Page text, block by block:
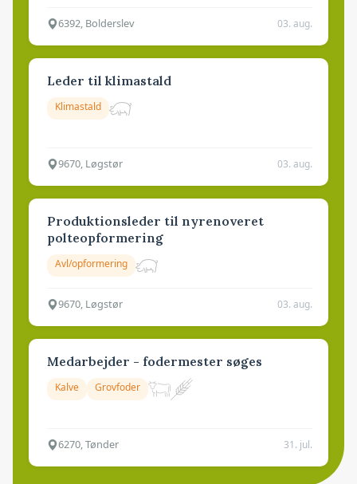
6392, Bolderslev 03. aug.
Leder til klimastald
Klimastald
9670, Løgstør 03. aug.
Produktionsleder til nyrenoveret
polteopformering
Avl/opformering
9670, Løgstør 03. aug.
Medarbejder - fodermester søges
Kalve Grovfoder
6270, Tønder 31. jul.